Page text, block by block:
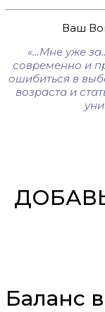
Ваш
«…Мне уже
современно и
ошибиться в
возраста и
Баланс